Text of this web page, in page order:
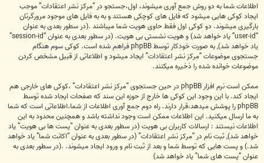
اطلاعات شما به دو روش جمع آوری میشوند، اول،جستجو در “مرکز نشر اعتقادات” موجب
ایجاد کوکی هایی میشود که فایل های کوچکی هستند و به به فایل های موجود مرورگرتان
بارگیری میشوند. دو کوکی اول فقط حاوی هویت شما میباشند .(در سطور بعدی به عنوان
“user-id” یاد خواهد شد) و هویت نشستی بی هویت. (در سطور بعدی به عنوان “session-id”
یاد خواهد شد), به صورت خودکار توسط phpBB فراهم شده است. کوکی سوم هنگام
جستجوی موضوعات “مرکز نشر اعتقادات” ایجاد میشود و اطلاعاتی از قبیل مشخص کردن
موضوعات خوانده شده را ذخیره میکنند.
ممکن است نرم افزار phpBB در حین جستجوی “مرکز نشر اعتقادات” ،کوکی های خارجی هم
ایجاد کند. با این وجود این کوکی ها خارج از حوزه این سند که صفحات ایجاد شده توسط
phpBB را پوشش میدهد،قرار دارند. راه دوم جمع آوری اطلاعات از شما،اطلاعاتی است که شما
به ما ارسال میکنید. این اطلاعات ممکن است وجود نداشته باشد و همچنین محدود به این
اطلاعات نیستند : ارسالات کاربران بی هویت (در سطور بعدی به عنوان “پست ها بی هویت” یاد
خواهد شد), ثبت نام در “مرکز نشر اعتقادات” (در سطور بعدی به عنوان “اکانت شما” یاد خواهد
شد.) و پست هایی که توسط شما و بعد از ثبت نام و ورود ایجاد میشوند. .(در سطور بعدی به
عنوان “پست های شما” یاد خواهد شد)